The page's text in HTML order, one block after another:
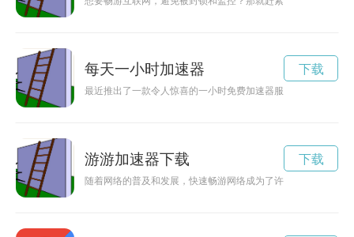
每天一小时加速器
最近推出了一款令人惊喜的一小时免费加速器服务，让用户在
下载
游游加速器下载
随着网络的普及和发展，快速畅游网络成为了许多人的需求。
下载